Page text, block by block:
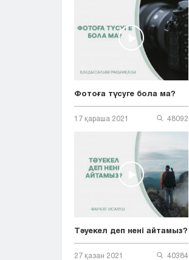
Фотоға түсуге бола ма?
17 қараша 2021 48092
Тәуекел деп нені айтамыз?
27 қазан 2021 40384